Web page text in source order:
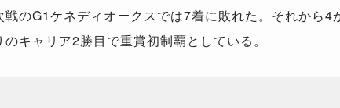
のG1ケネディオークスでは7着に敗れた。それから
キャリア2勝目で重賞初制覇としている。